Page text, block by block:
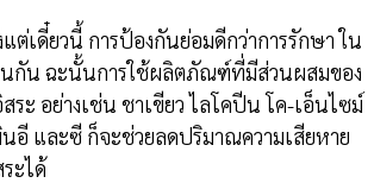
ต่เดี๋ยวนี้ การป้องกันย่อมดีกว่าการรักษา ใน
กัน ฉะนั้นการใช้ผลิตภัณฑ์ที่มีส่วนผสมของ
ระ อย่างเช่น ชาเขียว ไลโคปีน โค-เอ็นไซม์
นอี และซี ก็จะช่วยลดปริมาณความเสียหาย
ะได้